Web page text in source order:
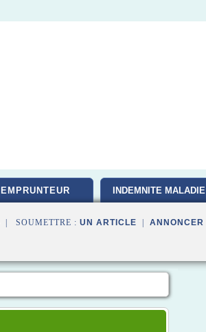
EMPRUNTEUR INDEMNITE MALADIE
| SOUMETTRE : UN ARTICLE ANNONCER